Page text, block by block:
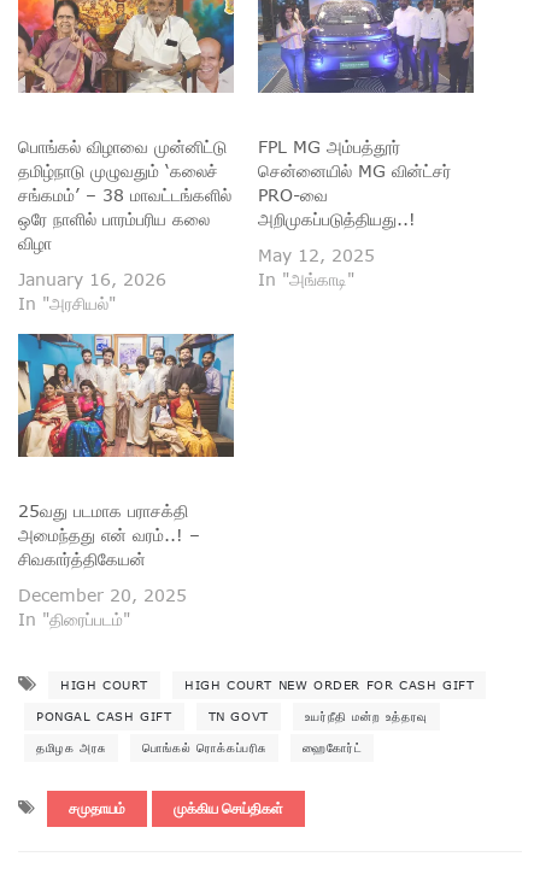
பொங்கல் விழாவை முன்னிட்டு
தமிழ்நாடு முழுவதும் ‘கலைச்
சங்கமம்’ – 38 மாவட்டங்களில்
ஒரே நாளில் பாரம்பரிய கலை
விழா
January 16, 2026
In "அரசியல்"
FPL MG அம்பத்தூர்
சென்னையில் MG வின்ட்சர்
PRO-வை
அறிமுகப்படுத்தியது..!
May 12, 2025
In "அங்காடி"
25வது படமாக பராசக்தி
அமைந்தது என் வரம்..! –
சிவகார்த்திகேயன்
December 20, 2025
In "திரைப்படம்"
HIGH COURT HIGH COURT NEW ORDER FOR CASH GIFT
PONGAL CASH GIFT TN GOVT உயர்நீதி மன்ற உத்தரவு
தமிழக அரசு பொங்கல் ரொக்கப்பரிசு ஹைகோர்ட்
சமுதாயம் முக்கிய செய்திகள்